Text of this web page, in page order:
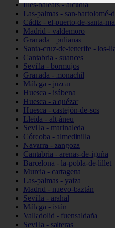
Illes-balears - alcúdia
Las-palmas - san-bartolomé-
Cádiz - el-puerto-de-santa-
Madrid - valdemoro
Granada - pulianas
Santa-cruz-de-tenerife - los-
Cantabria - suances
Sevilla - bormujos
Granada - monachil
Málaga - júzcar
Huesca - isábena
Huesca - alquézar
Huesca - castejón-de-sos
Lleida - alt-àneu
Sevilla - marinaleda
Córdoba - almedinilla
Navarra - zangoza
Cantabria - arenas-de-iguña
Barcelona - la-pobla-de-lillet
Murcia - cartagena
Las-palmas - yaiza
Madrid - nuevo-baztán
Sevilla - arahal
Málaga - istán
Valladolid - fuensaldaña
Sevilla - salteras